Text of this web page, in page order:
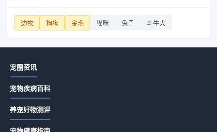
边牧 狗狗 金毛 猫咪 兔子 斗牛犬
宠圈资讯
宠物疾病百科
养宠好物测评